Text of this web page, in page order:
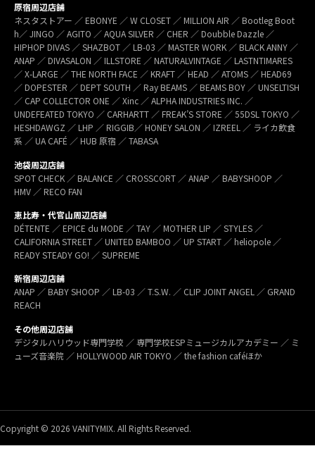
原宿周辺店舗
ネスタストアー ／ EBONYE ／ W CLOSET ／ MILLION AIR ／ Bootleg Boot
h／ JINGO ／ AGITO ／ AQUA SILVER ／ CHER ／ Doubble Dazzle ／
HIPHOP DIVAS ／ SHAZBOT ／ LB-03 ／ MASTER WORK ／ BLACK ANNY ／
ANAP ／ DIVASALON ／ ILLSTORE ／ NATURALVINTAGE ／ LASTNTIMARES
／ X-LARGE ／ THE NORTH FACE ／ KRAFT ／ HEAD ／ ATOMS ／ HEAD69
／ DOPESTER ／ DEPT SOUTH ／ Ray BEAMS ／ BEAMS BOY ／ UNSELTISH
／ CAP COLLECTOR ONE ／ Xinc ／ ALPHA INDUSTRIES INC. ／
UNDEFEATED TOKYO ／ CARHARTT ／ FREAK’S STORE ／ 55DSL TOKYO ／
HESHDAWGZ ／ LHP ／ RIGGIB／ HONEY SALON ／ IZREEL ／ ライカ飲食
系 ／ UA CAFÉ ／ HUB 原宿 ／ TABASA
池袋周辺店舗
SPOT CHECK ／ BALANCE ／ CROSSCORT ／ ANAP ／ BABYSHOOP ／
HMV ／ RECO FAN
恵比寿・代官山周辺店舗
DÉTENTE ／ EPICE du MODE ／ TAY ／ MOTHER LIP ／ STYLES ／
CALIFORNIA STREET ／ UNITED BAMBOO ／ UP START ／ heliopole ／
READY STEADY GO! ／ SUPREME
新宿周辺店舗
ANAP ／ BABY SHOOP ／ LB-03 ／ T.S.W. ／ CLIP JOINT ANGEL ／ GRAND
REACH
その他周辺店舗
デジタルハリウッド専門学校 ／ 専門学校ESPミュージカルアカデミー ／ ミ
ューズ音楽院 ／ HOLLYWOOD AIR TOKYO ／ the fashion caféほか
Copyright © 2026 VANITYMIX. All Rights Reserved.